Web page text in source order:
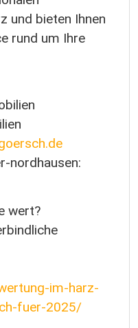
und bieten Ihnen
rund um Ihre
nordhausen:
wert?
im-harz-
fuer-2025/